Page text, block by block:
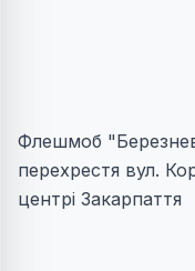
Флешмоб
перехрестя вул.
центрі Закарпаття